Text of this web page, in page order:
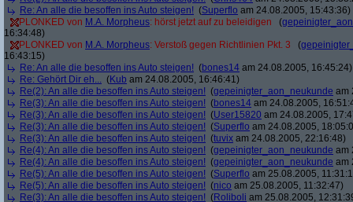
Re: An alle die besoffen ins Auto steigen! (Superflo am 24.08.2005, 15:43:36)
PLONKED von M.A. Morpheus: hörst jetzt auf zu beleidigen (
16:34:48)
PLONKED von M.A. Morpheus: Verstoß gegen Richtlinien Pkt. 3 (
16:43:15)
Re: An alle die besoffen ins Auto steigen! (bones14 am 24.08.2005, 16:45:24)
Re: Gehört Dir eh... (Kub am 24.08.2005, 16:46:41)
Re(2): An alle die besoffen ins Auto steigen! (gepeinigter_aon_neukunde am
Re(3): An alle die besoffen ins Auto steigen! (bones14 am 24.08.2005,
Re(3): An alle die besoffen ins Auto steigen! (User15820 am 24.08.2005,
Re(3): An alle die besoffen ins Auto steigen! (Superflo am 24.08.2005,
Re(3): An alle die besoffen ins Auto steigen! (tuvix am 24.08.2005, 22:16:48)
Re(4): An alle die besoffen ins Auto steigen! (gepeinigter_aon_neukunde am
Re(4): An alle die besoffen ins Auto steigen! (gepeinigter_aon_neukunde am
Re(5): An alle die besoffen ins Auto steigen! (Superflo am 25.08.2005,
Re(5): An alle die besoffen ins Auto steigen! (nico am 25.08.2005, 11:32:47)
Re(3): An alle die besoffen ins Auto steigen! (Roliboli am 25.08.2005,